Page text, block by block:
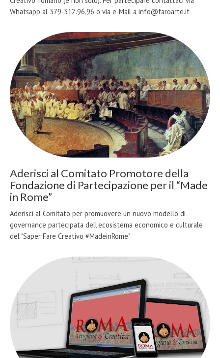
Whatsapp al 379-312.96.96 o via e-Mail a info@faroarte.it
Aderisci al Comitato Promotore della
Fondazione di Partecipazione per il “Made
in Rome”
Aderisci al Comitato per promuovere un nuovo modello di
governance partecipata dell'ecosistema economico e culturale
del "Saper Fare Creativo #MadeinRome"